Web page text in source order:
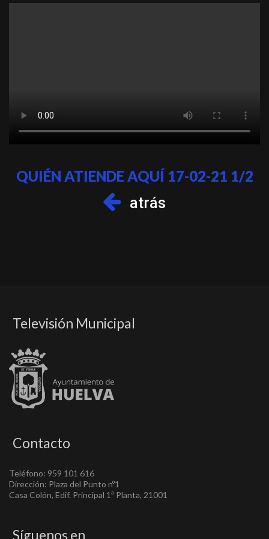
QUIÉN ATIENDE AQUÍ 17-02-21 1/2
atrás
Televisión Municipal
Contacto
Teléfono: 959 101 616
Dirección: Plaza del Punto nº1
Casa Colón, Edif. Principal 1ª Planta, 21001
Síguenos en